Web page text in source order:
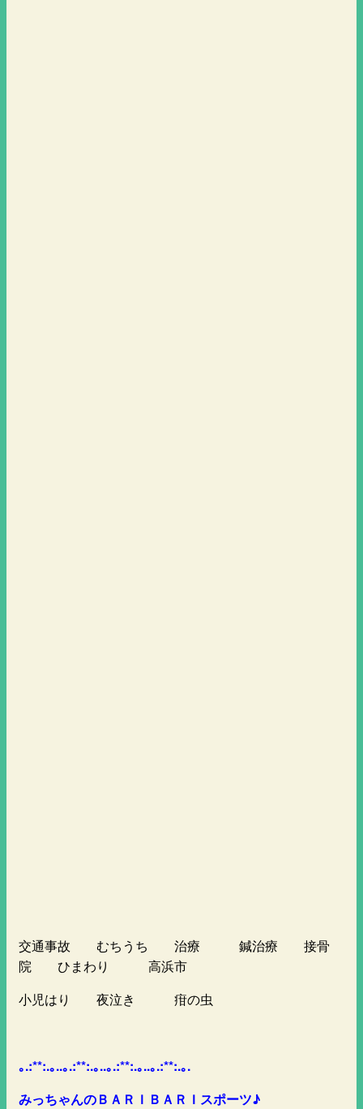
交通事故 むちうち 治療 鍼治療 接骨
院 ひまわり 高浜市
小児はり 夜泣き 疳の虫
｡.:**:.｡..｡.:**:.｡..｡.:**:.｡..｡.:**:.｡.
みっちゃんのＢＡＲＩＢＡＲＩスポーツ♪